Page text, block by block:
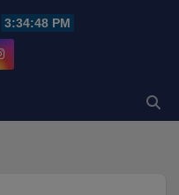
3:34:49 PM